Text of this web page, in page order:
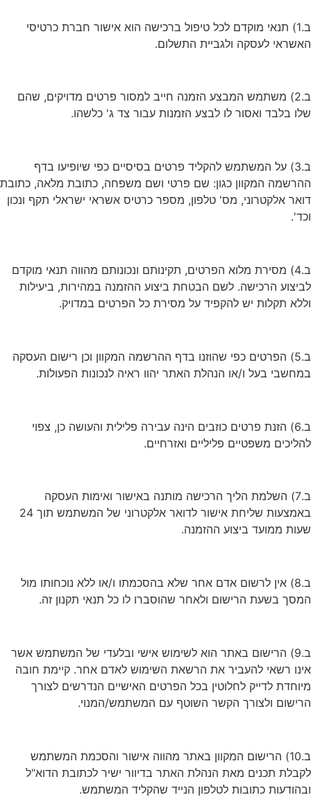
ב.1) תנאי מוקדם לכל טיפול ברכישה הוא אישור חברת כרטיסי
האשראי לעסקה ולגביית התשלום.
ב.2) משתמש המבצע הזמנה חייב למסור פרטים מדויקים, שהם
שלו בלבד ואסור לו לבצע הזמנות עבור צד ג' כלשהו.
ב.3) על המשתמש להקליד פרטים בסיסיים כפי שיופיעו בדף
ההרשמה המקוון כגון: שם פרטי ושם משפחה, כתובת מלאה, כתובת
דואר אלקטרוני, מס' טלפון, מספר כרטיס אשראי ישראלי תקף ונכון
וכד'.
ב.4) מסירת מלוא הפרטים, תקינותם ונכונותם מהווה תנאי מוקדם
לביצוע הרכישה. לשם הבטחת ביצוע ההזמנה במהירות, ביעילות
וללא תקלות יש להקפיד על מסירת כל הפרטים במדויק.
ב.5) הפרטים כפי שהוזנו בדף ההרשמה המקוון וכן רישום העסקה
במחשבי בעל ו/או הנהלת האתר יהוו ראיה לנכונות הפעולות.
ב.6) הזנת פרטים כוזבים הינה עבירה פלילית והעושה כן, צפוי
להליכים משפטיים פליליים ואזרחיים.
ב.7) השלמת הליך הרכישה מותנה באישור ואימות העסקה
באמצעות שליחת אישור לדואר אלקטרוני של המשתמש תוך 24
שעות ממועד ביצוע ההזמנה.
ב.8) אין לרשום אדם אחר שלא בהסכמתו ו/או ללא נוכחותו מול
המסך בשעת הרישום ולאחר שהוסברו לו כל תנאי תקנון זה.
ב.9) הרישום באתר הוא לשימוש אישי ובלעדי של המשתמש אשר
אינו רשאי להעביר את הרשאת השימוש לאדם אחר. קיימת חובה
מיוחדת לדייק לחלוטין בכל הפרטים האישיים הנדרשים לצורך
הרישום ולצורך הקשר השוטף עם המשתמש/המנוי.
ב.10) הרישום המקוון באתר מהווה אישור והסכמת המשתמש
לקבלת תכנים מאת הנהלת האתר בדיוור ישיר לכתובת הדוא"ל
ובהודעות כתובות לטלפון הנייד שהקליד המשתמש.